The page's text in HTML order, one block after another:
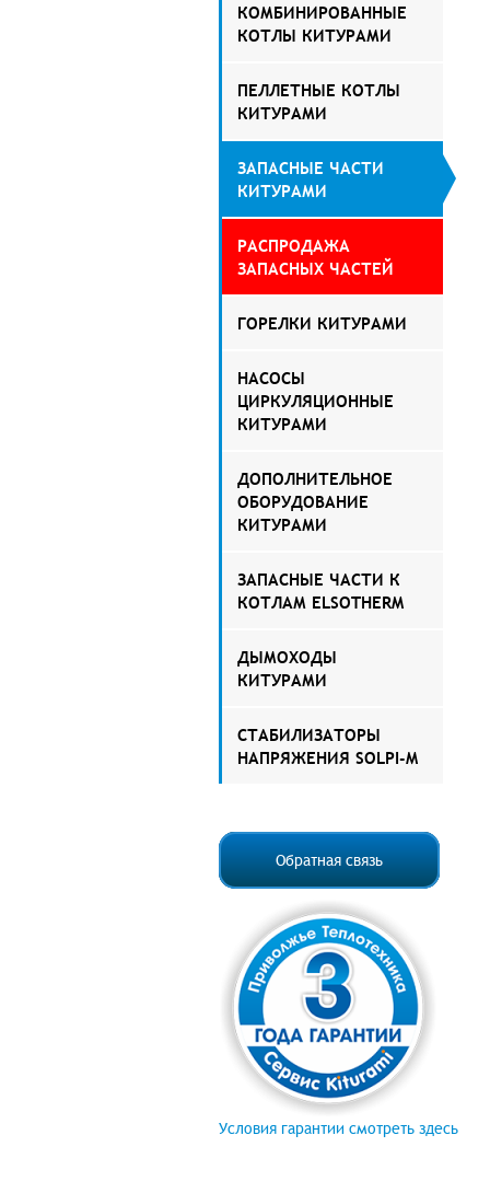
КОМБИНИРОВАННЫЕ
КОТЛЫ КИТУРАМИ
ПЕЛЛЕТНЫЕ КОТЛЫ
КИТУРАМИ
ЗАПАСНЫЕ ЧАСТИ
КИТУРАМИ
РАСПРОДАЖА
ЗАПАСНЫХ ЧАСТЕЙ
ГОРЕЛКИ КИТУРАМИ
НАСОСЫ
ЦИРКУЛЯЦИОННЫЕ
КИТУРАМИ
ДОПОЛНИТЕЛЬНОЕ
ОБОРУДОВАНИЕ
КИТУРАМИ
ЗАПАСНЫЕ ЧАСТИ К
КОТЛАМ ELSOTHERM
ДЫМОХОДЫ
КИТУРАМИ
СТАБИЛИЗАТОРЫ
НАПРЯЖЕНИЯ SOLPI-M
Обратная связь
Условия гарантии смотреть здесь